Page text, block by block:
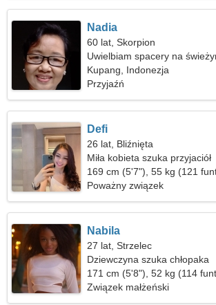
Nadia
60 lat, Skorpion
Uwielbiam spacery na
Kupang, Indonezja
Przyjaźń
Defi
26 lat, Bliźnięta
Miła kobieta szuka przyjaciół
169 cm (5'7"), 55 kg (121
Poważny związek
Nabila
27 lat, Strzelec
Dziewczyna szuka chłopaka
171 cm (5'8"), 52 kg (114
Związek małżeński